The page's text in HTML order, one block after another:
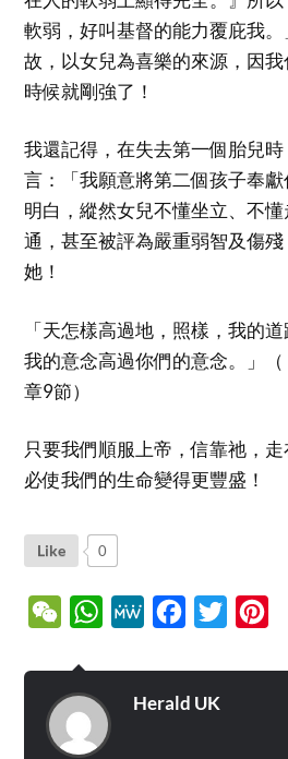
軟弱，好叫基督的能力覆庇我
故，以女兒為喜樂的來源，因
時候就剛強了！
我還記得，在失去第一個胎兒
言：「我願意將第二個孩子奉
明白，縱然女兒不懂坐立、不
通，甚至被評為嚴重弱智及傷
她！
「天怎樣高過地，照樣，我的
我的意念高過你們的意念。」
章9節）
只要我們順服上帝，信靠祂，
必使我們的生命變得更豐盛！
Like 0
WeChatWhatsApp
MeWe Facebook
Twitter
Herald UK